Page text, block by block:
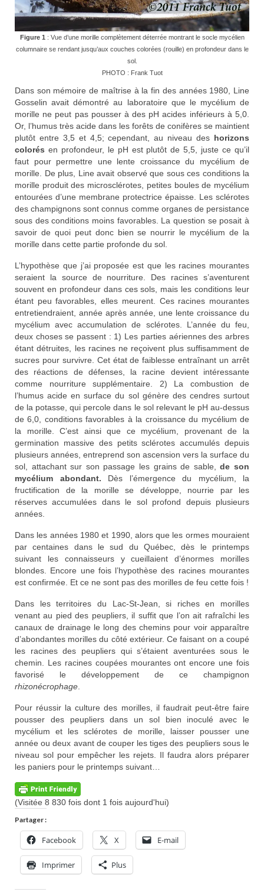
Figure 1 : Vue d’une morille complètement déterrée montrant le socle mycélien
columnaire se rendant jusqu’aux couches colorées (rouille) en profondeur dans le
sol.
PHOTO : Frank Tuot
Dans son mémoire de maîtrise à la fin des années 1980, Line
Gosselin avait démontré au laboratoire que le mycélium de
morille ne peut pas pousser à des pH acides inférieurs à 5,0.
Or, l’humus très acide dans les forêts de conifères se maintient
plutôt entre 3,5 et 4,5; cependant, au niveau des horizons
colorés en profondeur, le pH est plutôt de 5,5, juste ce qu’il
faut pour permettre une lente croissance du mycélium de
morille. De plus, Line avait observé que sous ces conditions la
morille produit des microsclérotes, petites boules de mycélium
entourées d’une membrane protectrice épaisse. Les sclérotes
des champignons sont connus comme organes de persistance
sous des conditions moins favorables. La question se posait à
savoir de quoi peut donc bien se nourrir le mycélium de la
morille dans cette partie profonde du sol.
L’hypothèse que j’ai proposée est que les racines mourantes
seraient la source de nourriture. Des racines s’aventurent
souvent en profondeur dans ces sols, mais les conditions leur
étant peu favorables, elles meurent. Ces racines mourantes
entretiendraient, année après année, une lente croissance du
mycélium avec accumulation de sclérotes. L’année du feu,
deux choses se passent : 1) Les parties aériennes des arbres
étant détruites, les racines ne reçoivent plus suffisamment de
sucres pour survivre. Cet état de faiblesse entraînant un arrêt
des réactions de défenses, la racine devient intéressante
comme nourriture supplémentaire. 2) La combustion de
l’humus acide en surface du sol génère des cendres surtout
de la potasse, qui percole dans le sol relevant le pH au-dessus
de 6,0, conditions favorables à la croissance du mycélium de
la morille. C’est ainsi que ce mycélium, provenant de la
germination massive des petits sclérotes accumulés depuis
plusieurs années, entreprend son ascension vers la surface du
sol, attachant sur son passage les grains de sable,de son
mycélium abondant. Dès l’émergence du mycélium, la
fructification de la morille se développe, nourrie par les
réserves accumulées dans le sol profond depuis plusieurs
années.
Dans les années 1980 et 1990, alors que les ormes mouraient
par centaines dans le sud du Québec, dès le printemps
suivant les connaisseurs y cueillaient d’énormes morilles
blondes. Encore une fois l’hypothèse des racines mourantes
est confirmée. Et ce ne sont pas des morilles de feu cette fois !
Dans les territoires du Lac-St-Jean, si riches en morilles
venant au pied des peupliers, il suffit que l’on ait rafraîchi les
canaux de drainage le long des chemins pour voir apparaître
d’abondantes morilles du côté extérieur. Ce faisant on a coupé
les racines des peupliers qui s’étaient aventurées sous le
chemin. Les racines coupées mourantes ont encore une fois
favorisé le développement de ce champignon
rhizonécrophage
Pour réussir la culture des morilles, il faudrait peut-être faire
pousser des peupliers dans un sol bien inoculé avec le
mycélium et les sclérotes de morille, laisser pousser une
année ou deux avant de couper les tiges des peupliers sous le
niveau sol pour empêcher les rejets. Il faudra alors préparer
les paniers pour le printemps suivant…
(Visitée 8 830 fois dont 1 fois aujourd'hui)
Partager :
Facebook X E-mail
Imprimer Plus